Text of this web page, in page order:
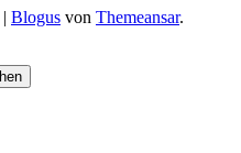
| Blogus von Themeansar.